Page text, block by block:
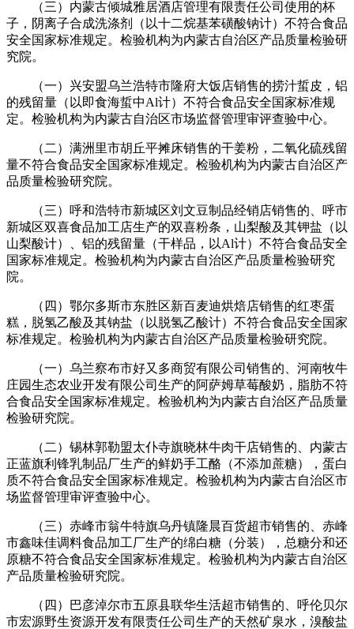
（三）内蒙古倾城雅居酒店管理有限责任公司使用的杯
子，阴离子合成洗涤剂（以十二烷基苯磺酸钠计）不符合食品
安全国家标准规定。检验机构为内蒙古自治区产品质量检验研
究院。
（一）兴安盟乌兰浩特市隆府大饭店销售的捞汁蜇皮，铝
的残留量（以即食海蜇中Al计）不符合食品安全国家标准规
定。检验机构为内蒙古自治区市场监督管理审评查验中心。
（二）满洲里市胡丘平摊床销售的干姜粉，二氧化硫残留
量不符合食品安全国家标准规定。检验机构为内蒙古自治区产
品质量检验研究院。
（三）呼和浩特市新城区刘文豆制品经销店销售的、呼市
新城区双喜食品加工店生产的双喜粉条，山梨酸及其钾盐（以
山梨酸计）、铝的残留量（干样品，以Al计）不符合食品安全
国家标准规定。检验机构为内蒙古自治区产品质量检验研究
院。
（四）鄂尔多斯市东胜区新百麦迪烘焙店销售的红枣蛋
糕，脱氢乙酸及其钠盐（以脱氢乙酸计）不符合食品安全国家
标准规定。检验机构为内蒙古自治区产品质量检验研究院。
（一）乌兰察布市好又多商贸有限公司销售的、河南牧牛
庄园生态农业开发有限公司生产的阿萨姆草莓酸奶，脂肪不符
合食品安全国家标准规定。检验机构为内蒙古自治区产品质量
检验研究院。
（二）锡林郭勒盟太仆寺旗晓林牛肉干店销售的、内蒙古
正蓝旗利锋乳制品厂生产的鲜奶手工酪（不添加蔗糖），蛋白
质不符合食品安全国家标准规定。检验机构为内蒙古自治区市
场监督管理审评查验中心。
（三）赤峰市翁牛特旗乌丹镇隆晨百货超市销售的、赤峰
市鑫味佳调料食品加工厂生产的绵白糖（分装），总糖分和还
原糖不符合食品安全国家标准规定。检验机构为内蒙古自治区
产品质量检验研究院。
（四）巴彦淖尔市五原县联华生活超市销售的、呼伦贝尔
市宏源野生资源开发有限责任公司生产的天然矿泉水，溴酸盐